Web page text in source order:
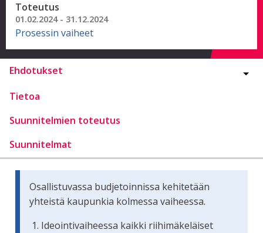
Toteutus
01.02.2024 - 31.12.2024
Prosessin vaiheet
Ehdotukset
Tietoa
Suunnitelmien toteutus
Suunnitelmat
Osallistuvassa budjetoinnissa kehitetään
yhteistä kaupunkia kolmessa vaiheessa.
Ideointivaiheessa kaikki riihimäkeläiset